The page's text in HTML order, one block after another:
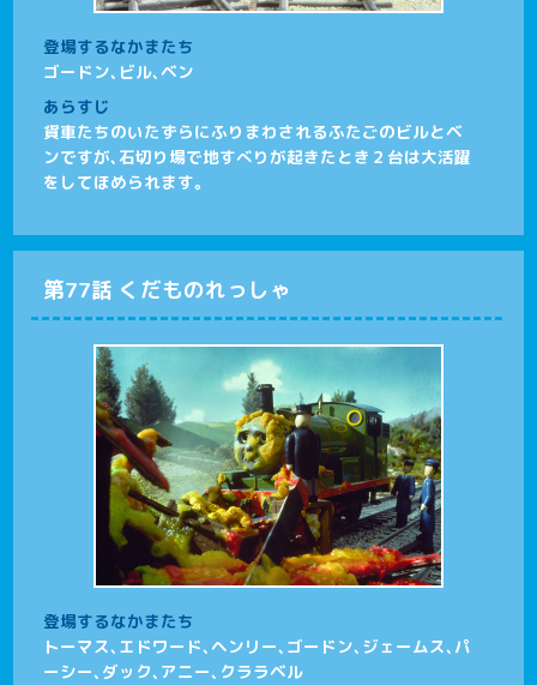
登場するなかまたち
ゴードン、ビル、ベン
あらすじ
貨車たちのいたずらにふりまわされるふたごのビルとベ
ンですが、石切り場で地すべりが起きたとき２台は大活躍
をしてほめられます。
第77話 くだものれっしゃ
登場するなかまたち
トーマス、エドワード、ヘンリー、ゴードン、ジェームス、パ
ーシー、ダック、アニー、クララベル